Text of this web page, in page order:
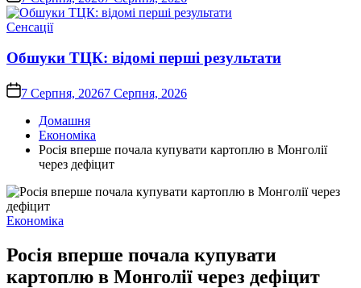
Опублікувати
Сенсації
Обшуки ТЦК: відомі перші результати
on 7 Серпня, 20267 Серпня, 2026
Домашня
Економіка
Росія вперше почала купувати картоплю в Монголії
через дефіцит
Опублікувати
Економіка
Росія вперше почала купувати
картоплю в Монголії через дефіцит